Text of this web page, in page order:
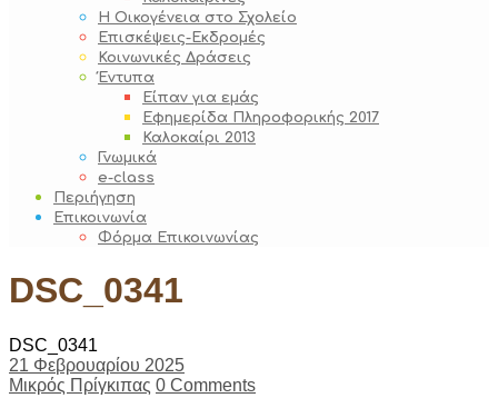
Η Οικογένεια στο Σχολείο
Επισκέψεις-Εκδρομές
Κοινωνικές Δράσεις
Έντυπα
Είπαν για εμάς
Εφημερίδα Πληροφορικής 2017
Καλοκαίρι 2013
Γνωμικά
e-class
Περιήγηση
Επικοινωνία
Φόρμα Επικοινωνίας
DSC_0341
DSC_0341
21 Φεβρουαρίου 2025
Μικρός Πρίγκιπας 0 Comments